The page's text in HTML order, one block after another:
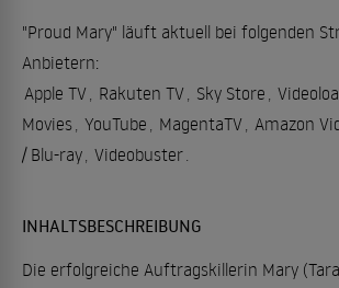
"Proud Mary" läuft aktuell bei folgenden
Anbietern:
Apple TV, Rakuten TV, Sky Store ,
Movies, YouTube , MagentaTV, Amazon
/ Blu-ray, Videobuster.
INHALTSBESCHREIBUNG
Die erfolgreiche Auftragskillerin Mary